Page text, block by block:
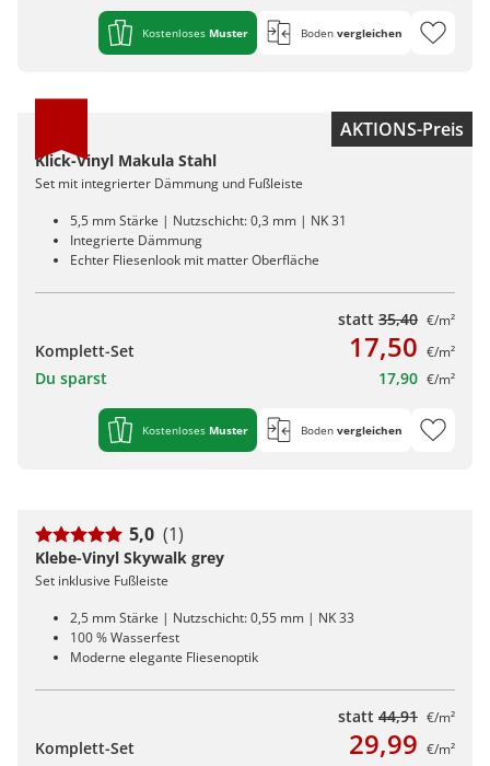
Kostenloses Muster Boden vergleichen
AKTIONS-Preis
Klick-Vinyl Makula Stahl
Set mit integrierter Dämmung und Fußleiste
5,5 mm Stärke | Nutzschicht: 0,3 mm | NK 31
Integrierte Dämmung
Echter Fliesenlook mit matter Oberfläche
statt 35,40 €/m²
Komplett-Set 17,50 €/m²
Du sparst 17,90 €/m²
Kostenloses Muster Boden vergleichen
5,0 (1)
Klebe-Vinyl Skywalk grey
Set inklusive Fußleiste
2,5 mm Stärke | Nutzschicht: 0,55 mm | NK 33
100 % Wasserfest
Moderne elegante Fliesenoptik
statt 44,91 €/m²
Komplett-Set 29,99 €/m²